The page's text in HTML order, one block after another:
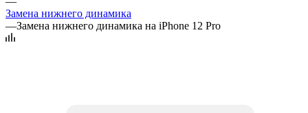
Замена нижнего динамика
—Замена нижнего динамика на iPhone 12 Pro